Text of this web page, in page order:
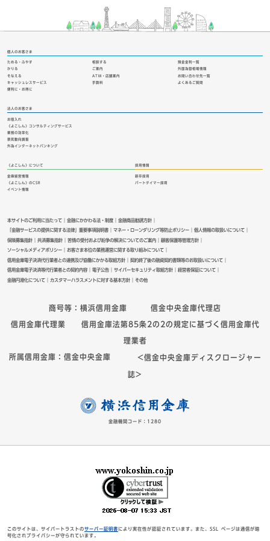
個人のお客さま
ためる・ふやす
かりる
そなえる
キャッシュレスサービス
便利に・お得に
相談する
ご案内
ATM・店舗案内
手数料
預金金利一覧
外国為替相場情報
お問い合わせ先一覧
よくあるご質問
法人のお客さま
お借入れ
《よこしん》コンサルティングサービス
業務の効率化
景気動向調査
外為インターネットバンキング
《よこしん》について
金庫経営情報
《よこしん》のCSR
イベント情報
採用情報
新卒採用
パートタイマー採用
本サイトのご利用に当たって 金融にかかわる法・制度 金融商品勧誘方針
「金融サービスの提供に関する法律」重要事項説明書 マネー・ローンダリング等防止ポリシー 個人情報の取扱いについて
保険募集指針 共済募集指針 苦情の受付および紛争の解決についてのご案内 顧客保護等管理方針
ソーシャルメディアポリシー お客さま本位の業務運営に関する取り組みについて
信用金庫電子決済代行業者との連携及び協働にかかる取組方針 契約終了後の融資契約書類等のお取扱いについて
信用金庫電子決済等代行業者との契約内容 電子公告 サイバーセキュリティ取組方針 経営者保証について
金融円滑化について カスタマーハラスメントに対する基本方針 その他
商号等：横浜信用金庫 信金中央金庫代理店
信用金庫代理業 信用金庫法第85条2の2の規定に基づく信用金庫代
理業者
所属信用金庫：信金中央金庫 <信金中央金庫ディスクロージャー
誌>
金融機関コード：1280
このサイトは、サイバートラストのサーバー証明書により実在性が認証されています。また、SSL ページは通信が暗
号化されプライバシーが守られています。